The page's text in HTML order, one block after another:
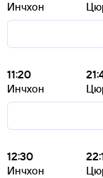
Инчхон
11:20
Инчхон
12:30
Инчхон